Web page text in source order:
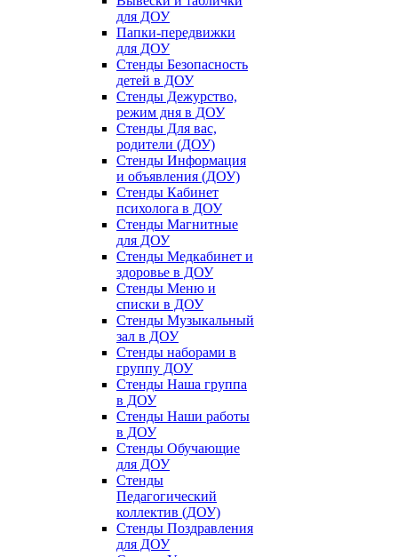
для ДОУ
Папки-передвижки
для ДОУ
Стенды Безопасность
детей в ДОУ
Стенды Дежурство,
режим дня в ДОУ
Стенды Для вас,
родители (ДОУ)
Стенды Информация
и объявления (ДОУ)
Стенды Кабинет
психолога в ДОУ
Стенды Магнитные
для ДОУ
Стенды Медкабинет и
здоровье в ДОУ
Стенды Меню и
списки в ДОУ
Стенды Музыкальный
зал в ДОУ
Стенды наборами в
группу ДОУ
Стенды Наша группа
в ДОУ
Стенды Наши работы
в ДОУ
Стенды Обучающие
для ДОУ
Стенды
Педагогический
коллектив (ДОУ)
Стенды Поздравления
для ДОУ